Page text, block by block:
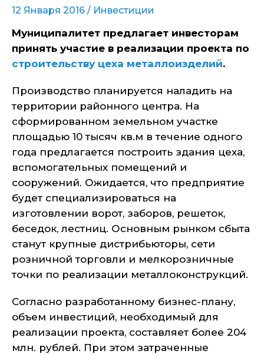
12 Января 2016 / Инвестиции
Муниципалитет предлагает инвесторам
принять участие в реализации проекта по
строительству цеха металлоизделий.
Производство планируется наладить на
территории районного центра. На
сформированном земельном участке
площадью 10 тысяч кв.м в течение одного
года предлагается построить здания цеха,
вспомогательных помещений и
сооружений. Ожидается, что предприятие
будет специализироваться на
изготовлении ворот, заборов, решеток,
беседок, лестниц. Основным рынком сбыта
станут крупные дистрибьюторы, сети
розничной торговли и мелкорозничные
точки по реализации металлоконструкций.
Согласно разработанному бизнес-плану,
объем инвестиций, необходимый для
реализации проекта, составляет более 204
млн. рублей. При этом затраченные